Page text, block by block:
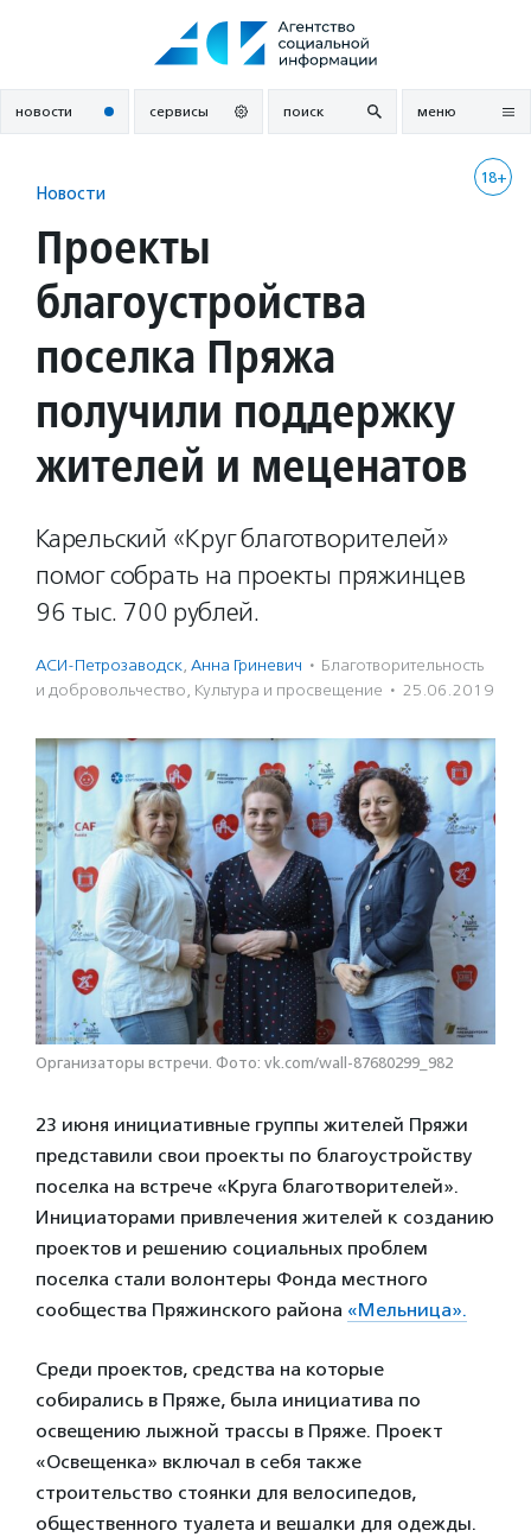
новости сервисы поиск меню
18+
Новости
Проекты
благоустройства
поселка Пряжа
получили поддержку
жителей и меценатов
Карельский «Круг благотворителей»
помог собрать на проекты пряжинцев
96 тыс. 700 рублей.
АСИ-Петрозаводск, Анна Гриневич · Благотвори­тель­ность
и доброволь­чест­во, Культура и просвещение · 25.06.2019
Организаторы встречи. Фото: vk.com/wall-87680299_982
23 июня инициативные группы жителей Пряжи
представили свои проекты по благоустройству
поселка на встрече «Круга благотворителей».
Инициаторами привлечения жителей к созданию
проектов и решению социальных проблем
поселка стали волонтеры Фонда местного
сообщества Пряжинского района «Мельница».
Среди проектов, средства на которые
собирались в Пряже, была инициатива по
освещению лыжной трассы в Пряже. Проект
«Освещенка» включал в себя также
строительство стоянки для велосипедов,
общественного туалета и вешалки для одежды.